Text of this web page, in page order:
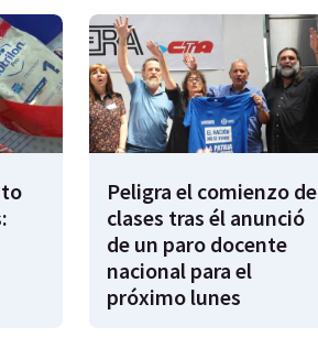
Peligra el comienzo de
clases tras él anunció
de un paro docente
nacional para el
próximo lunes